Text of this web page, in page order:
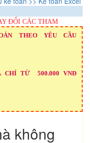
ĐỔI CÁC THAM
THEO YÊU CẦU
CHỈ TỪ 500.000 VNĐ
không